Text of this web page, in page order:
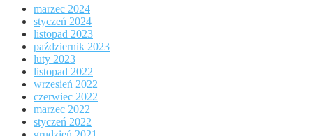
marzec 2024
styczeń 2024
listopad 2023
październik 2023
luty 2023
listopad 2022
wrzesień 2022
czerwiec 2022
marzec 2022
styczeń 2022